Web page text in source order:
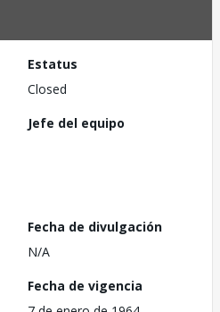
Estatus
Closed
Jefe del equipo
Fecha de divulgación
N/A
Fecha de vigencia